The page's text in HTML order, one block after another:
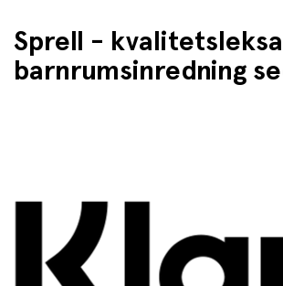
Sprell -
barnrumsinredning